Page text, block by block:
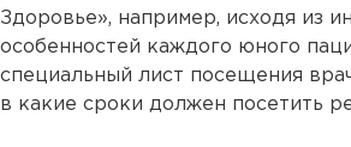
Здоровье», например, исходя из
особенностей каждого юного
специальный лист посещения
в какие сроки должен посетить